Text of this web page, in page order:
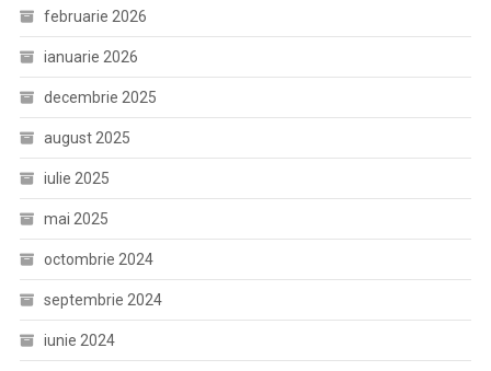
februarie 2026
ianuarie 2026
decembrie 2025
august 2025
iulie 2025
mai 2025
octombrie 2024
septembrie 2024
iunie 2024